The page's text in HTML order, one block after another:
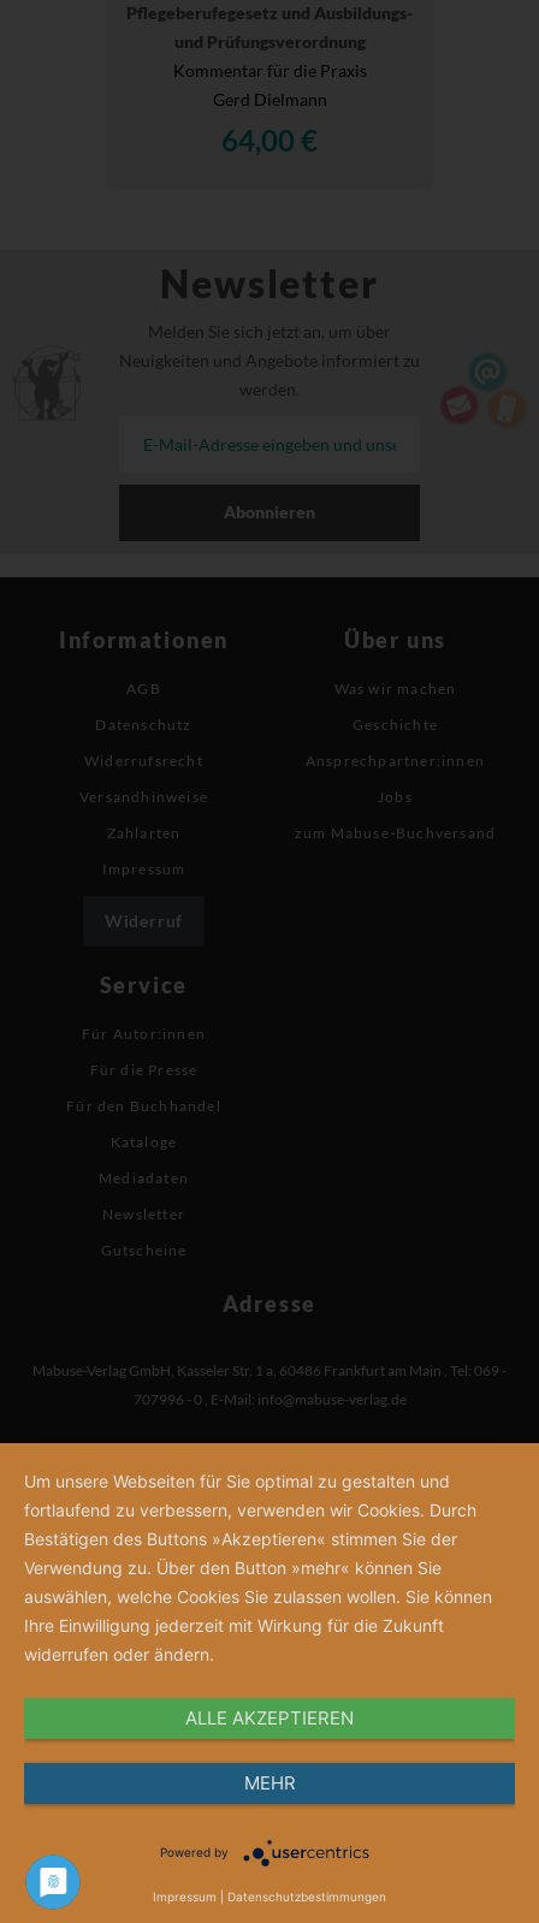
Pflegeberufegesetz und Ausbildungs-
und Prüfungsverordnung
Kommentar für die Praxis
Gerd Dielmann
64,00 €
Newsletter
Melden Sie sich jetzt an, um über
Neuigkeiten und Angebote informiert zu
werden.
Abonnieren
Informationen
AGB
Datenschutz
Widerrufsrecht
Versandhinweise
Zahlarten
Impressum
Widerruf
Über uns
Was wir machen
Geschichte
Ansprechpartner:innen
Jobs
zum Mabuse-Buchversand
Service
Für Autor:innen
Für die Presse
Für den Buchhandel
Kataloge
Mediadaten
Newsletter
Gutscheine
Adresse
Mabuse-Verlag GmbH Kasseler Str. 1 a 60486 Frankfurt am Main Tel: 069 -
707996 - 0 E-Mail: info@mabuse-verlag.de
Um unsere Webseiten für Sie optimal zu gestalten und
fortlaufend zu verbessern, verwenden wir Cookies. Durch
Bestätigen des Buttons »Akzeptieren« stimmen Sie der
Verwendung zu. Über den Button »mehr« können Sie
auswählen, welche Cookies Sie zulassen wollen. Sie können
Ihre Einwilligung jederzeit mit Wirkung für die Zukunft
widerrufen oder ändern.
ALLE AKZEPTIEREN
MEHR
Powered by
Impressum Datenschutzbestimmungen